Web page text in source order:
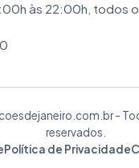
às 22:00h, todos
-
reservados.
Política de Privacidade